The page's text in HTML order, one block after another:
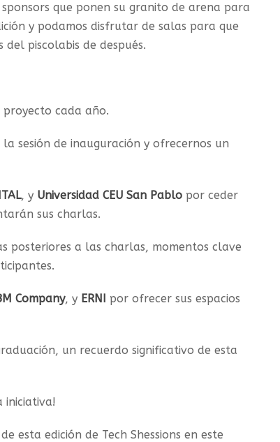
que ponen su granito de arena para
y podamos disfrutar de salas para que
piscolabis de después.
cada año.
sesión de inauguración y ofrecernos un
, y Universidad CEU San Pablo por ceder
sus charlas.
posteriores a las charlas, momentos clave
Company, y ERNI por ofrecer sus espacios
un recuerdo significativo de esta
iniciativa!
esta edición de Tech Shessions en este